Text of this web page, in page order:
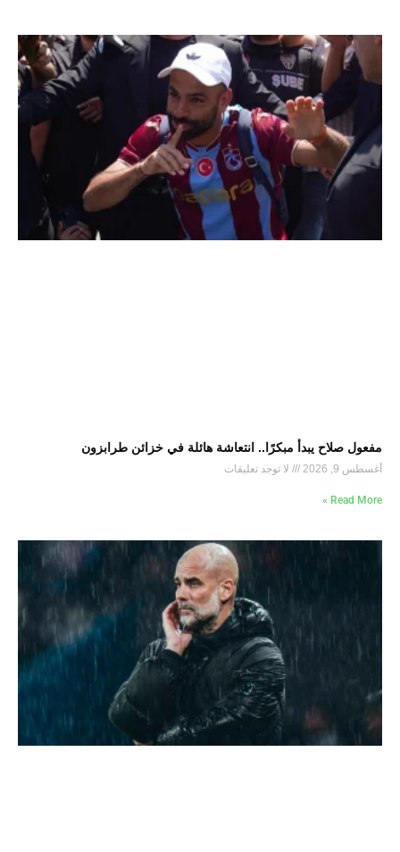
مفعول صلاح يبدأ مبكرًا.. انتعاشة هائلة في خزائن طرابزون
أغسطس 9, 2026 لا توجد تعليقات
Read More »